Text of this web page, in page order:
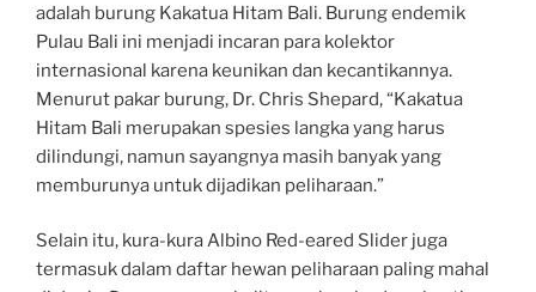
adalah burung Kakatua Hitam Bali. Burung endemik
Pulau Bali ini menjadi incaran para kolektor
internasional karena keunikan dan kecantikannya.
Menurut pakar burung, Dr. Chris Shepard, “Kakatua
Hitam Bali merupakan spesies langka yang harus
dilindungi, namun sayangnya masih banyak yang
memburunya untuk dijadikan peliharaan.”
Selain itu, kura-kura Albino Red-eared Slider juga
termasuk dalam daftar hewan peliharaan paling mahal